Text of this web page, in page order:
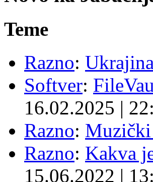
Teme
Razno: Ukrajina
Softver:
16.02.2025 |
Razno:
Razno: Kakva
15.06.2022 |